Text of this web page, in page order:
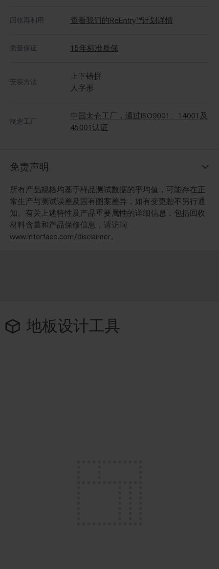
回收再利用 查看我们的ReEntry™计划详情
质量保证 15年标准质保
安装方法
上下错拼
人字形
制造工厂
中国太仓工厂，通过ISO9001、14001及
45001认证
免责声明
所有产品规格均基于样品测试数据的平均值，可能存在正
常生产与测试误差及固有图案差异，如有变更恕不另行通
知。有关上述特性及产品重要属性的详细信息，包括回收
材料含量和产品保修信息，请访问
www.interface.com/disclaimer。
地板设计工具